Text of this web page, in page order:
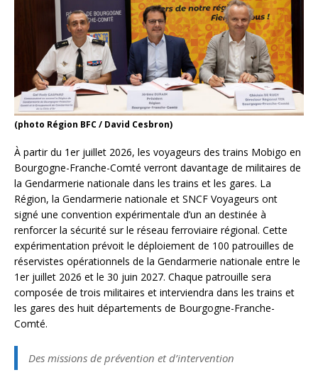
(photo Région BFC / David Cesbron)
À partir du 1er juillet 2026, les voyageurs des trains Mobigo en
Bourgogne-Franche-Comté verront davantage de militaires de
la Gendarmerie nationale dans les trains et les gares. La
Région, la Gendarmerie nationale et SNCF Voyageurs ont
signé une convention expérimentale d’un an destinée à
renforcer la sécurité sur le réseau ferroviaire régional. Cette
expérimentation prévoit le déploiement de 100 patrouilles de
réservistes opérationnels de la Gendarmerie nationale entre le
1er juillet 2026 et le 30 juin 2027. Chaque patrouille sera
composée de trois militaires et interviendra dans les trains et
les gares des huit départements de Bourgogne-Franche-
Comté.
Des missions de prévention et d’intervention